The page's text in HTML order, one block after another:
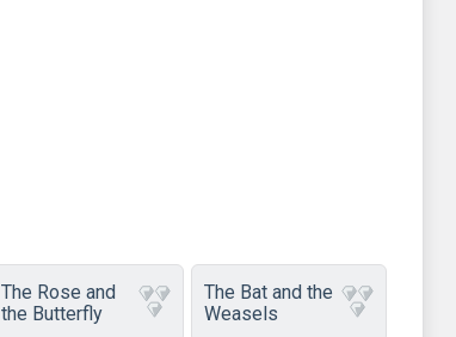
The Rose and
the Butterfly
The Bat and the
Weasels